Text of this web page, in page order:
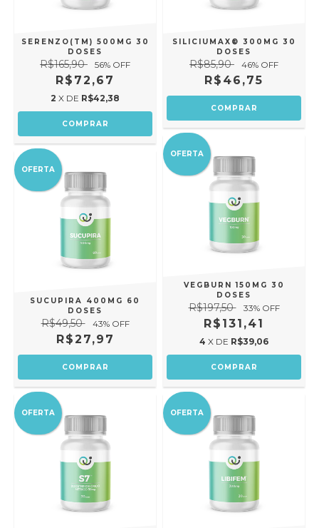
SERENZO(TM) 500MG 30
DOSES
R$165,90 56% OFF
R$72,67
2 X DE R$42,38
SILICIUMAX® 300MG 30
DOSES
R$85,90 46% OFF
R$46,75
OFERTA
SUCUPIRA 400MG 60
DOSES
R$49,50 43% OFF
R$27,97
OFERTA
VEGBURN 150MG 30
DOSES
R$197,50 33% OFF
R$131,41
4 X DE R$39,06
OFERTA OFERTA